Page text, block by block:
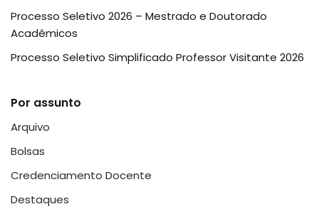
Processo Seletivo 2026 – Mestrado e Doutorado
Acadêmicos
Processo Seletivo Simplificado Professor Visitante 2026
Por assunto
Arquivo
Bolsas
Credenciamento Docente
Destaques